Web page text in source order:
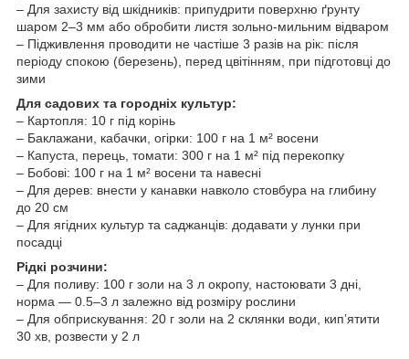
– Для захисту від шкідників: припудрити поверхню ґрунту
шаром 2–3 мм або обробити листя зольно-мильним відваром
– Підживлення проводити не частіше 3 разів на рік: після
періоду спокою (березень), перед цвітінням, при підготовці до
зими
Для садових та городніх культур:
– Картопля: 10 г під корінь
– Баклажани, кабачки, огірки: 100 г на 1 м² восени
– Капуста, перець, томати: 300 г на 1 м² під перекопку
– Бобові: 100 г на 1 м² восени та навесні
– Для дерев: внести у канавки навколо стовбура на глибину
до 20 см
– Для ягідних культур та саджанців: додавати у лунки при
посадці
Рідкі розчини:
– Для поливу: 100 г золи на 3 л окропу, настоювати 3 дні,
норма — 0.5–3 л залежно від розміру рослини
– Для обприскування: 20 г золи на 2 склянки води, кип’ятити
30 хв, розвести у 2 л